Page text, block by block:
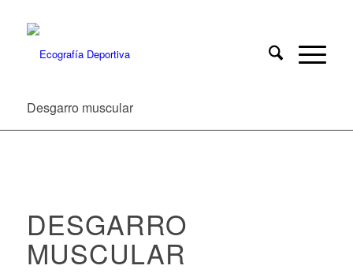
Desgarro muscular
DESGARRO
MUSCULAR